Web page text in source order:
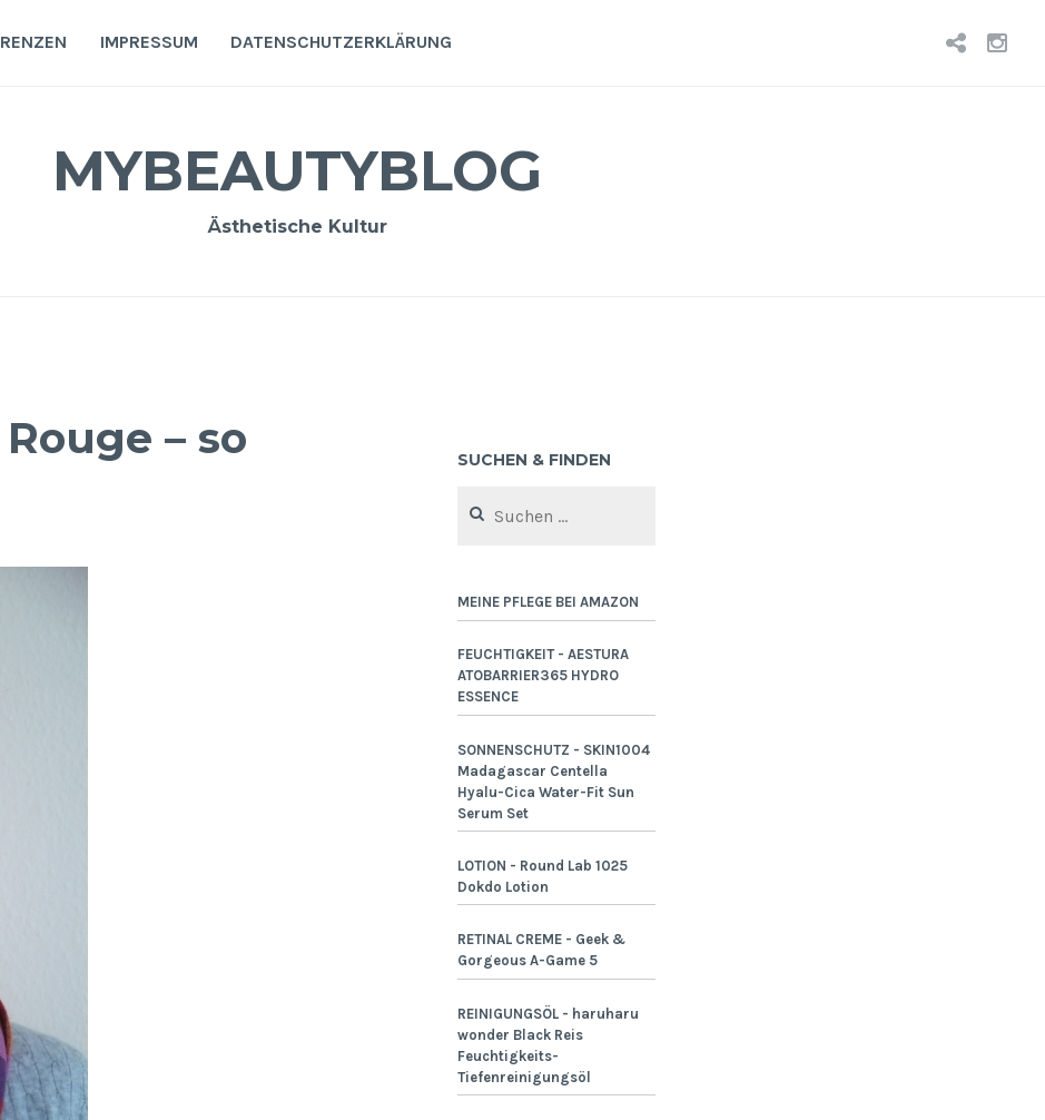
IMPRESSUM DATENSCHUTZERKLÄRUNG
MYBEAUTYBLOG
Ästhetische Kultur
– so
SUCHEN & FINDEN
nach:
MEINE PFLEGE BEI AMAZON
FEUCHTIGKEIT - AESTURA
ATOBARRIER365 HYDRO
ESSENCE
SONNENSCHUTZ - SKIN1004
Madagascar Centella
Hyalu-Cica Water-Fit Sun
Serum Set
LOTION - Round Lab 1025
Dokdo Lotion
RETINAL CREME - Geek &
Gorgeous A-Game 5
REINIGUNGSÖL - haruharu
wonder Black Reis
Feuchtigkeits-
Tiefenreinigungsöl